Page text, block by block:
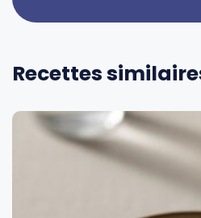
Recettes